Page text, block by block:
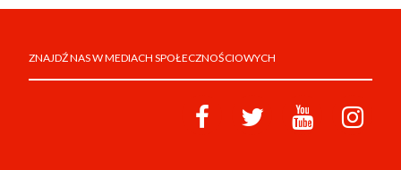
ZNAJDŹ NAS W MEDIACH SPOŁECZNOŚCIOWYCH